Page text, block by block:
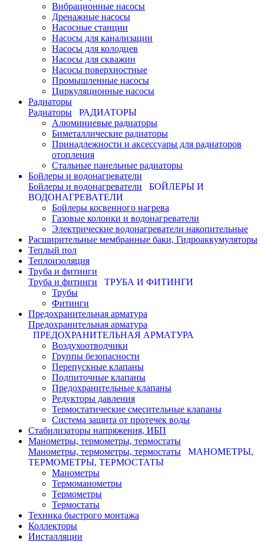
Вибрационные насосы
Дренажные насосы
Насосные станции
Насосы для канализации
Насосы для колодцев
Насосы для скважин
Насосы поверхностные
Промышленные насосы
Циркуляционные насосы
Радиаторы
Радиаторы
РАДИАТОРЫ
Алюминиевые радиаторы
Биметаллические радиаторы
Принадлежности и аксессуары для радиаторов
отопления
Стальные панельные радиаторы
Бойлеры и водонагреватели
Бойлеры и водонагреватели
БОЙЛЕРЫ И
ВОДОНАГРЕВАТЕЛИ
Бойлеры косвенного нагрева
Газовые колонки и водонагреватели
Электрические водонагреватели накопительные
Расширительные мембранные баки, Гидроаккумуляторы
Теплый пол
Теплоизоляция
Труба и фитинги
Труба и фитинги
ТРУБА И ФИТИНГИ
Трубы
Фитинги
Предохранительная арматура
Предохранительная арматура
ПРЕДОХРАНИТЕЛЬНАЯ АРМАТУРА
Воздухоотводчики
Группы безопасности
Перепускные клапаны
Подпиточные клапаны
Предохранительные клапаны
Редукторы давления
Термостатические смесительные клапаны
Система защита от протечек воды
Стабилизаторы напряжения, ИБП
Манометры, термометры, термостаты
Манометры, термометры, термостаты
МАНОМЕТРЫ,
ТЕРМОМЕТРЫ, ТЕРМОСТАТЫ
Манометры
Термоманометры
Термометры
Термостаты
Техника быстрого монтажа
Коллекторы
Инсталляции